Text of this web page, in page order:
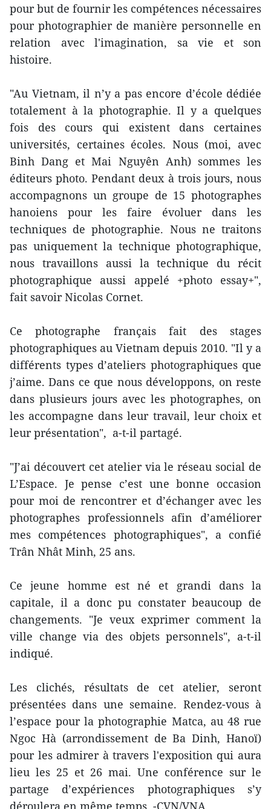
pour but de fournir les compétences nécessaires
pour photographier de manière personnelle en
relation avec l'imagination, sa vie et son
histoire.
"Au Vietnam, il n’y a pas encore d’école dédiée
totalement à la photographie. Il y a quelques
fois des cours qui existent dans certaines
universités, certaines écoles. Nous (moi, avec
Binh Dang et Mai Nguyên Anh) sommes les
éditeurs photo. Pendant deux à trois jours, nous
accompagnons un groupe de 15 photographes
hanoiens pour les faire évoluer dans les
techniques de photographie. Nous ne traitons
pas uniquement la technique photographique,
nous travaillons aussi la technique du récit
photographique aussi appelé +photo essay+",
fait savoir Nicolas Cornet.
Ce photographe français fait des stages
photographiques au Vietnam depuis 2010. "Il y a
différents types d’ateliers photographiques que
j’aime. Dans ce que nous développons, on reste
dans plusieurs jours avec les photographes, on
les accompagne dans leur travail, leur choix et
leur présentation", a-t-il partagé.
"J’ai découvert cet atelier via le réseau social de
L’Espace. Je pense c’est une bonne occasion
pour moi de rencontrer et d’échanger avec les
photographes professionnels afin d’améliorer
mes compétences photographiques", a confié
Trân Nhât Minh, 25 ans.
Ce jeune homme est né et grandi dans la
capitale, il a donc pu constater beaucoup de
changements. "Je veux exprimer comment la
ville change via des objets personnels", a-t-il
indiqué.
Les clichés, résultats de cet atelier, seront
présentées dans une semaine. Rendez-vous à
l’espace pour la photographie Matca, au 48 rue
Ngoc Hà (arrondissement de Ba Dinh, Hanoï)
pour les admirer à travers l'exposition qui aura
lieu les 25 et 26 mai. Une conférence sur le
partage d’expériences photographiques s’y
déroulera en même temps. -CVN/VNA